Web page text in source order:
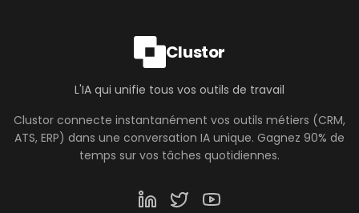
Clustor
L'IA qui unifie tous vos outils de travail
Clustor connecte instantanément vos outils métiers (CRM,
ATS, ERP) dans une conversation IA unique. Gagnez 90% de
temps sur vos tâches quotidiennes.